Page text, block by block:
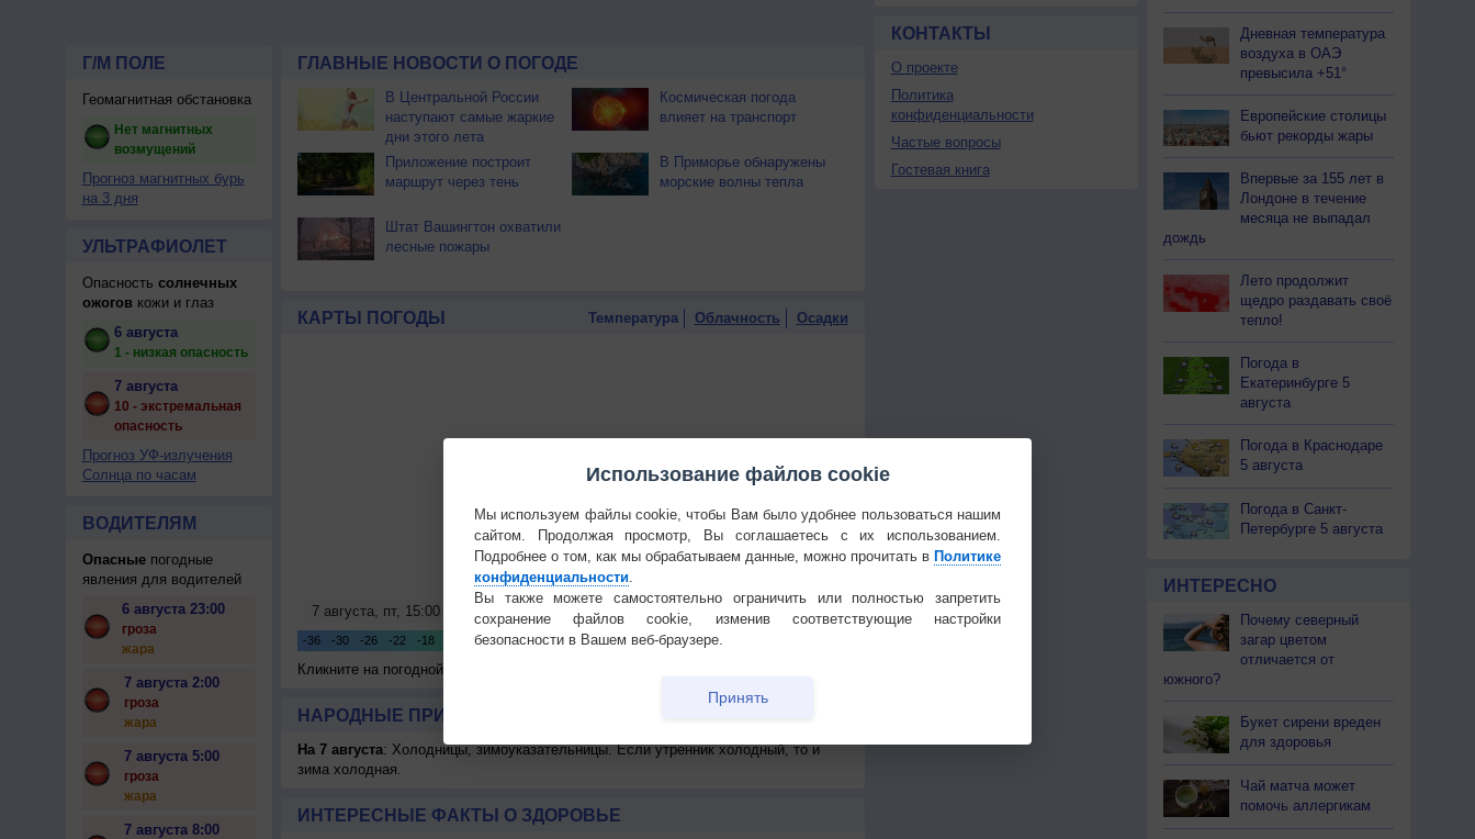
Г/М ПОЛЕ
Геомагнитная обстановка
Нет магнитных
возмущений
Прогноз магнитных бурь
на 3 дня
УЛЬТРАФИОЛЕТ
Опасность солнечных
ожоговкожи и глаз
6 августа
1 - низкая опасность
7 августа
10 - экстремальная
опасность
Прогноз УФ-излучения
Солнца по часам
ВОДИТЕЛЯМ
Опасныепогодные
явления для водителей
6 августа 23:00
гроза
жара
7 августа 2:00
гроза
жара
7 августа 5:00
гроза
жара
7 августа 8:00
ГЛАВНЫЕ НОВОСТИ О ПОГОДЕ
В Центральной России
наступают самые жаркие
дни этого лета
Космическая погода
влияет на транспорт
Приложение построит
маршрут через тень
В Приморье обнаружены
морские волны тепла
Штат Вашингтон охватили
лесные пожары
КАРТЫ ПОГОДЫ Температура Облачность Осадки
Кликните на погодной карте для получения подробных данных
НАРОДНЫЕ ПРИМЕТЫ И ПРАЗДНИКИ
На 7 августа: Холодницы, зимоуказательницы. Если утренник холодный, то и
зима холодная.
ИНТЕРЕСНЫЕ ФАКТЫ О ЗДОРОВЬЕ
КОНТАКТЫ
О проекте
Политика
конфиденциальности
Частые вопросы
Гостевая книга
Дневная температура
воздуха в ОАЭ
превысила +51°
Европейские столицы
бьют рекорды жары
Впервые за 155 лет в
Лондоне в течение
месяца не выпадал
дождь
Лето продолжит
щедро раздавать своё
тепло!
Погода в
Екатеринбурге 5
августа
Погода в Краснодаре
5 августа
Погода в Санкт-
Петербурге 5 августа
ИНТЕРЕСНО
Почему северный
загар цветом
отличается от
южного?
Букет сирени вреден
для здоровья
Чай матча может
помочь аллергикам
Использование файлов cookie
Мы используем файлы cookie, чтобы Вам было удобнее пользоваться нашим
сайтом. Продолжая просмотр, Вы соглашаетесь с их использованием.
Подробнее о том, как мы обрабатываем данные, можно прочитать в Политике
конфиденциальности
Вы также можете самостоятельно ограничить или полностью запретить
сохранение файлов cookie, изменив соответствующие настройки
безопасности в Вашем веб-браузере.
Принять